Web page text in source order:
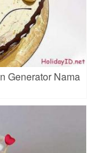
Generator Nama